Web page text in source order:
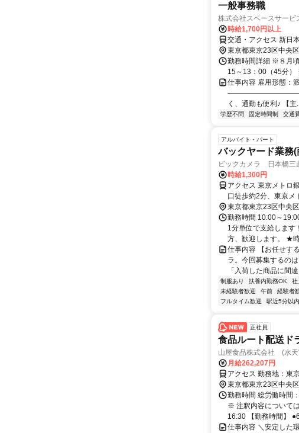
一般事務職
株式会社スペースサービ
時給1,700円以上
交通・アクセス 新日
東京都東京23区中央区
勤務時間詳細 ※８月
15～13：00（45分
仕事内容 雇用形態：
く、通勤も便利♪ 【主
学歴不問 固定時間制 交通
アルバイト・パート
バックヤード業務
ビックカメラ 日本橋三
時給1,300円
アクセス 東京メトロ
口徒歩約2分、東京メ
東京都東京23区中央区
勤務時間 10:00～
1分単位で支給しま
方、歓迎します。 ★
仕事内容 【お任せす
ラ。今回募集するの
「入荷した商品に間
制服あり 扶養内勤務OK 社
未経験者歓迎
午前 経験者
フルタイム歓迎
駅近5分以内
正社員
食品ルート配送ド
山屋食品株式会社 (水
月給262,207円
アクセス 勤務地：東
東京都東京23区中央区
勤務時間 総労働時間
※ 注釈内容について
16:30 【勤務時間】
仕事内容 ＼安定した